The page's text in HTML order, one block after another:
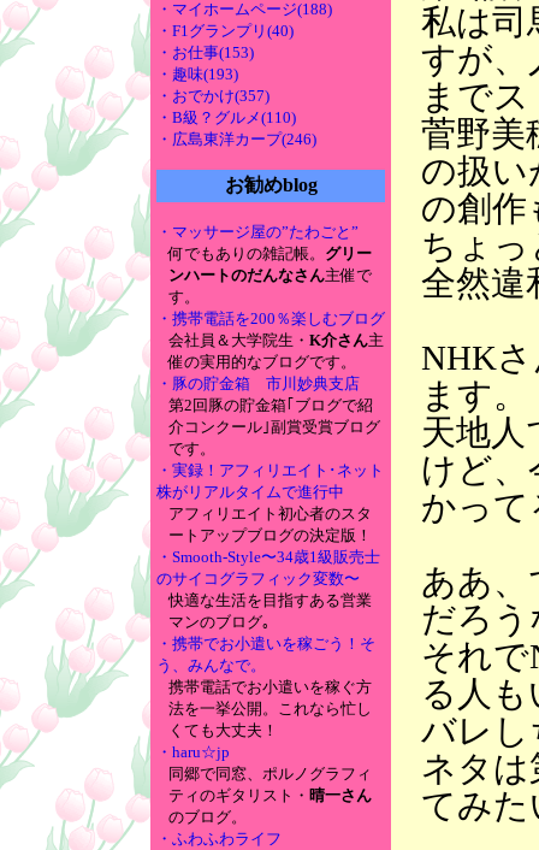
・マイホームページ(188)
・F1グランプリ(40)
・お仕事(153)
・趣味(193)
・おでかけ(357)
・B級？グルメ(110)
・広島東洋カープ(246)
お勧めblog
・マッサージ屋の”たわごと”
何でもありの雑記帳。 グリー
ンハートのだんなさん主催で
す。
・携帯電話を200％楽しむブログ
会社員＆大学院生・ K介さん主
催の実用的なブログです。
・豚の貯金箱 市川妙典支店
第2回豚の貯金箱｢ブログで紹
介コンクール｣副賞受賞ブログ
です。
・実録！アフィリエイト･ネット
株がリアルタイムで進行中
アフィリエイト初心者のスタ
ートアップブログの決定版！
・Smooth-Style〜34歳1級販売士
のサイコグラフィック変数〜
快適な生活を目指すある営業
マンのブログ｡
・携帯でお小遣いを稼ごう！そ
う、みんなで。
携帯電話でお小遣いを稼ぐ方
法を一挙公開。これなら忙し
くても大丈夫！
・haru☆jp
同郷で同窓、ポルノグラフィ
ティのギタリスト・ 晴一さん
のブログ。
・ふわふわライフ
私は司
すが、
まで
菅野美
の扱い
の創作
ちょ
全然違
NHK
ます。
天地
けど
かっ
ああ
だろう
それ
る人
バレし
ネタは
てみた